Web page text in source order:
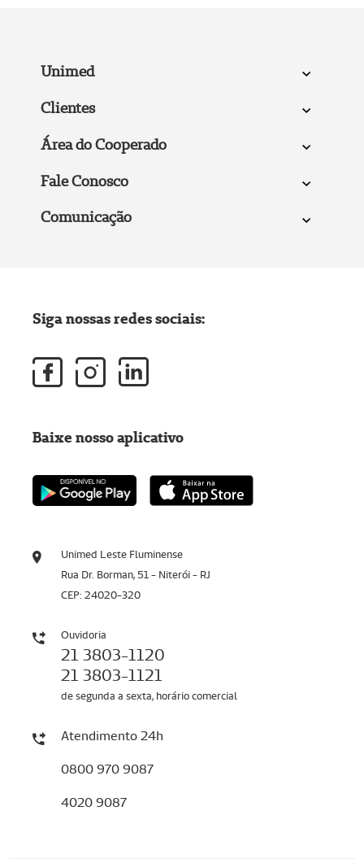
Unimed
Clientes
Área do Cooperado
Fale Conosco
Comunicação
Unimed Leste Fluminense
Rua Dr. Borman, 51 - Niterói - RJ
CEP: 24020-320
Ouvidoria
21 3803-1120
21 3803-1121
de segunda a sexta, horário comercial
Atendimento 24h
0800 970 9087
4020 9087
Siga nossas redes sociais:
Baixe nosso aplicativo